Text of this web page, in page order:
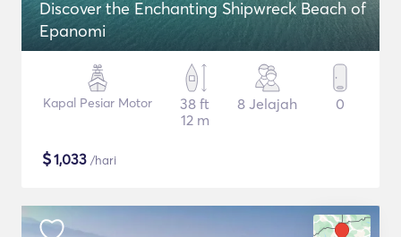
Discover the Enchanting Shipwreck Beach of
Epanomi
Kapal Pesiar Motor
38 ft
12 m
8 Jelajah 0
$1,033 /hari